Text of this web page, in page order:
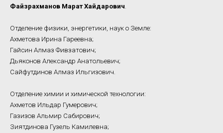
Файзрахманов Марат Хайдарович
Отделение физики, энергетики, наук о Земле:
Ахметова Ирина Гареевна;
Гайсин Алмаз Фивзатович;
Дьяконов Александр Анатольевич;
Сайфутдинов Алмаз Ильгизович.
Отделение химии и химической технологии:
Ахметов Ильдар Гумерович;
Газизов Альмир Сабирович;
Зиятдинова Гузель Камилевна;